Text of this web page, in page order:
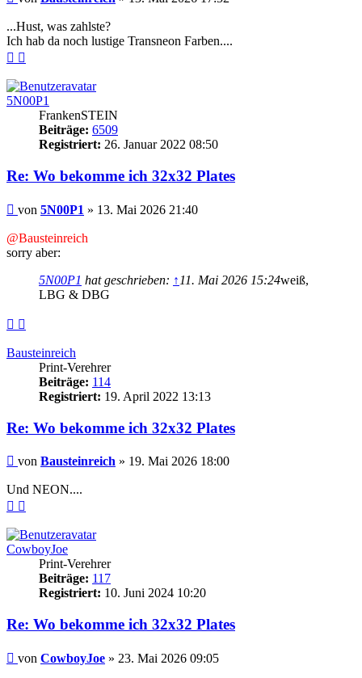
...Hust, was zahlste?
Ich hab da noch lustige Transneon Farben....
Nach
(Seite)
(Beitrag)
5N00P1
FrankenSTEIN
Beiträge: 6509
Registriert: 26. Januar 2022 08:50
Re: Wo bekomme ich 32x32 Plates
Beitrag
von 5N00P1 » 13. Mai 2026 21:40
@Bausteinreich
sorry aber:
5N00P1 hat geschrieben: ↑ 11. Mai 2026 15:24weiß,
LBG & DBG
Nach
(Seite)
(Beitrag)
Bausteinreich
Print-Verehrer
Beiträge: 114
Registriert: 19. April 2022 13:13
Re: Wo bekomme ich 32x32 Plates
Beitrag
von Bausteinreich » 19. Mai 2026 18:00
Und NEON....
Nach
(Seite)
(Beitrag)
CowboyJoe
Print-Verehrer
Beiträge: 117
Registriert: 10. Juni 2024 10:20
Re: Wo bekomme ich 32x32 Plates
Beitrag
von CowboyJoe » 23. Mai 2026 09:05